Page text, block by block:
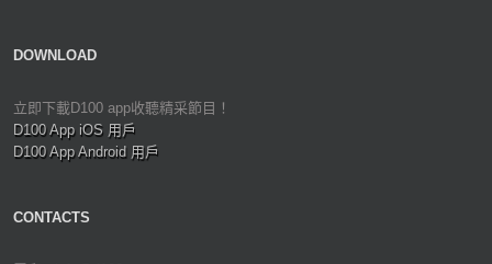
DOWNLOAD
立即下載D100 app收聽精采節目！
D100 App iOS 用戶
D100 App Android 用戶
CONTACTS